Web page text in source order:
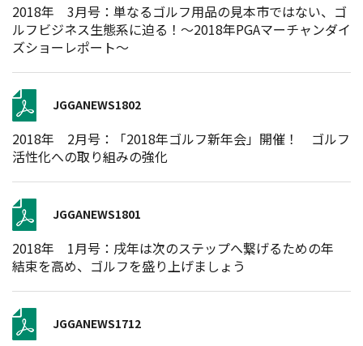
2018年 3月号：単なるゴルフ用品の見本市ではない、ゴ
ルフビジネス生態系に迫る！～2018年PGAマーチャンダイ
ズショーレポート～
JGGANEWS1802
2018年 2月号：「2018年ゴルフ新年会」開催！ ゴルフ
活性化への取り組みの強化
JGGANEWS1801
2018年 1月号：戌年は次のステップへ繋げるための年
結束を高め、ゴルフを盛り上げましょう
JGGANEWS1712